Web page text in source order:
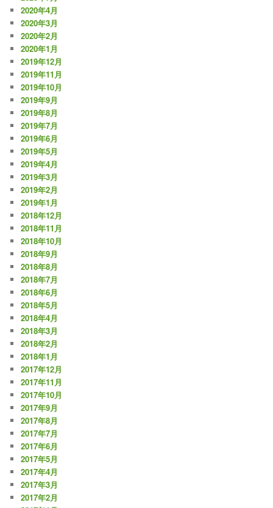
2020年4月
2020年3月
2020年2月
2020年1月
2019年12月
2019年11月
2019年10月
2019年9月
2019年8月
2019年7月
2019年6月
2019年5月
2019年4月
2019年3月
2019年2月
2019年1月
2018年12月
2018年11月
2018年10月
2018年9月
2018年8月
2018年7月
2018年6月
2018年5月
2018年4月
2018年3月
2018年2月
2018年1月
2017年12月
2017年11月
2017年10月
2017年9月
2017年8月
2017年7月
2017年6月
2017年5月
2017年4月
2017年3月
2017年2月